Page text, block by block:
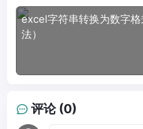
excel字符串转换为数字
法）
评论 (0)